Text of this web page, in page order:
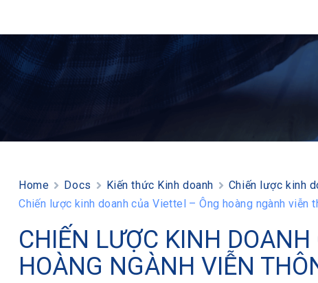
Home Docs Kiến thức Kinh doanh
Chiến lược kinh
Chiến lược kinh doanh của Viettel – Ông hoàng ngành viễn
CHIẾN LƯỢC KINH
HOÀNG NGÀNH VIỄN